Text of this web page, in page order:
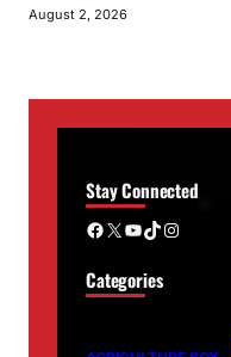
August 2, 2026
Stay Connected
Facebook X YouTube TikTok Instagram
Categories